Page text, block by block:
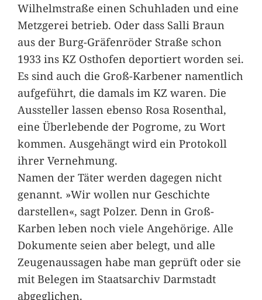
Wilhelmstraße einen Schuhladen und eine
Metzgerei betrieb. Oder dass Salli Braun
aus der Burg-Gräfenröder Straße schon
1933 ins KZ Osthofen deportiert worden sei.
Es sind auch die Groß-Karbener namentlich
aufgeführt, die damals im KZ waren. Die
Aussteller lassen ebenso Rosa Rosenthal,
eine Überlebende der Pogrome, zu Wort
kommen. Ausgehängt wird ein Protokoll
ihrer Vernehmung.
Namen der Täter werden dagegen nicht
genannt. »Wir wollen nur Geschichte
darstellen«, sagt Polzer. Denn in Groß-
Karben leben noch viele Angehörige. Alle
Dokumente seien aber belegt, und alle
Zeugenaussagen habe man geprüft oder sie
mit Belegen im Staatsarchiv Darmstadt
abgeglichen.